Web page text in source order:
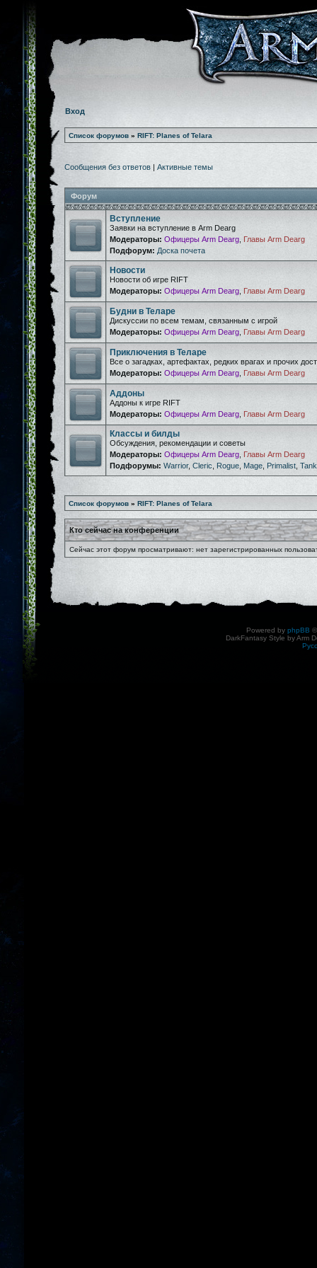
Вход
Список форумов » RIFT: Planes of Telara
Сообщения без ответов | Активные темы
Форум
Вступление
Заявки на вступление в Arm Dearg
Модераторы: Офицеры Arm Dearg Главы Arm Dearg
Подфорум: Доска почета
Новости
Новости об игре RIFT
Модераторы: Офицеры Arm Dearg Главы Arm Dearg
Будни в Теларе
Дискуссии по всем темам, связанным с игрой
Модераторы: Офицеры Arm Dearg Главы Arm Dearg
Приключения в Теларе
Все о загадках, артефактах, редких врагах и прочих
Модераторы: Офицеры Arm Dearg Главы Arm Dearg
Аддоны
Аддоны к игре RIFT
Модераторы: Офицеры Arm Dearg Главы Arm Dearg
Классы и билды
Обсуждения, рекомендации и советы
Модераторы: Офицеры Arm Dearg Главы Arm Dearg
Подфорумы: Warrior, Cleric Rogue Mage Primalist Tank
Список форумов » RIFT: Planes of Telara
Кто сейчас на конференции
Сейчас этот форум просматривают: нет зарегистрированных
Powered by phpBB
DarkFantasy Style by Arm